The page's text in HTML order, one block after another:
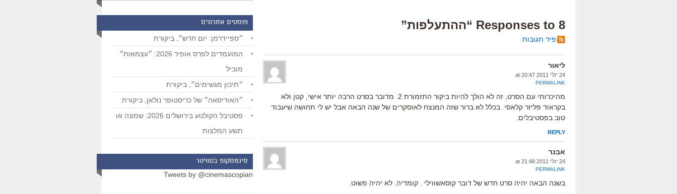
8 Responses to “ההתעלפות”
פיד תגובות
ליאור
24 יולי 2011 at 20:47
PERMALINK
מהיכרותי עם הסרט, זה לא הולך להיות ביקור התזמורת 2. מדובר בסרט הרבה יותר אישי, קטן ולא
בקראוד פליזר קלאסי. בכלל לא ברור שזה המנצח לאוסקרים של שנה הבאה אבל יש לי תחושה שיעבוד
טוב בפסטיבלים.
REPLY
אבנר
24 יולי 2011 at 21:48
PERMALINK
בשנה הבאה יהיה סרט חדש של דובר קוסאשווילי . קומדיה. לא יהיה פשוט.
פוסטים אחרונים
״ספיידרמן: יום חדש״, ביקורת
המועמדים לפרס אופיר 2026: ״עצמאות״
מוביל
״תיכון מגשימים״, ביקורת
״האודיסאה״ של כריסטופר נולאן, ביקורת
פסטיבל הקולנוע בירושלים 2026: שמונה או
תשע המלצות
סינמסקופ בטוויטר
Tweets by @cinemascopian